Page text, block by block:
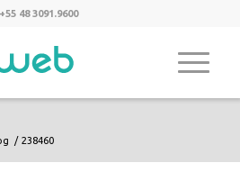
+55 48 3091.9600
/ 238460